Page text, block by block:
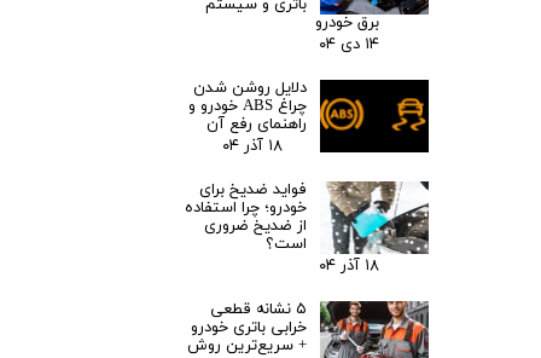
باتری و سیستم
برق خودرو
۱۴ دی ۰۴
دلایل روشن شدن
چراغ ABS خودرو و
راهنمای رفع آن
۱۸ آذر ۰۴
فواید ضدیخ برای
خودرو؛ چرا استفاده
از ضدیخ ضروری
است؟
۱۸ آذر ۰۴
۵ نشانه قطعی
خرابی باتری خودرو
+ سریع‌ترین روش